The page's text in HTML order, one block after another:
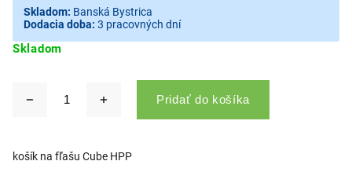
Skladom
Skladom: Banská Bystrica
Dodacia doba: 3 pracovných dní
Pridať do košíka
košík na fľašu Cube HPP